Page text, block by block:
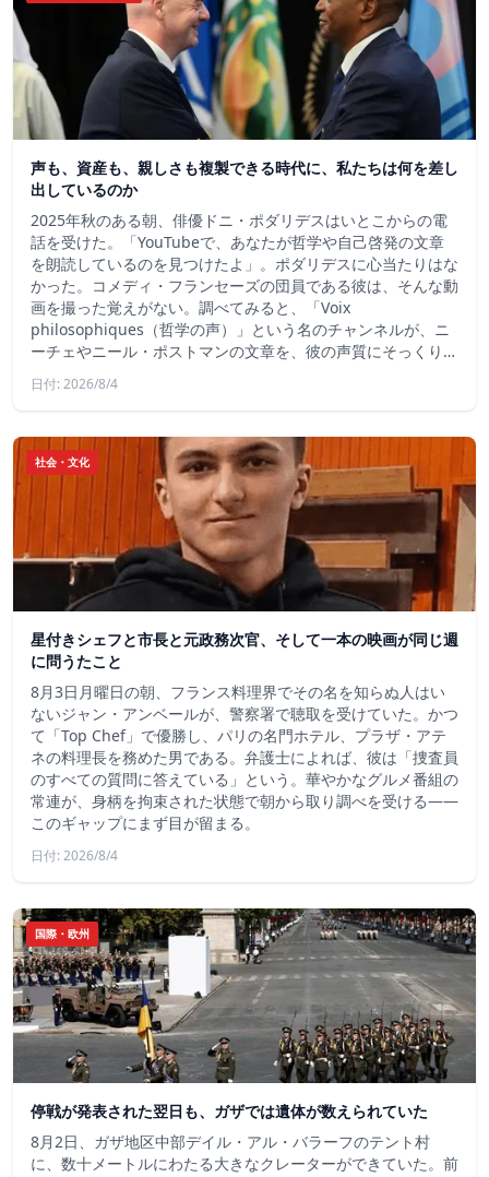
声も、資産も、親しさも複製できる時代に、私たちは何を差し
出しているのか
2025年秋のある朝、俳優ドニ・ポダリデスはいとこからの電
話を受けた。「YouTubeで、あなたが哲学や自己啓発の文章
を朗読しているのを見つけたよ」。ポダリデスに心当たりはな
かった。コメディ・フランセーズの団員である彼は、そんな動
画を撮った覚えがない。調べてみると、「Voix
philosophiques（哲学の声）」という名のチャンネルが、ニ
ーチェやニール・ポストマンの文章を、彼の声質にそっくり…
日付: 2026/8/4
社会・文化
星付きシェフと市長と元政務次官、そして一本の映画が同じ週
に問うたこと
8月3日月曜日の朝、フランス料理界でその名を知らぬ人はい
ないジャン・アンベールが、警察署で聴取を受けていた。かつ
て「Top Chef」で優勝し、パリの名門ホテル、プラザ・アテ
ネの料理長を務めた男である。弁護士によれば、彼は「捜査員
のすべての質問に答えている」という。華やかなグルメ番組の
常連が、身柄を拘束された状態で朝から取り調べを受ける――
このギャップにまず目が留まる。
日付: 2026/8/4
国際・欧州
停戦が発表された翌日も、ガザでは遺体が数えられていた
8月2日、ガザ地区中部デイル・アル・バラーフのテント村
に、数十メートルにわたる大きなクレーターができていた。前